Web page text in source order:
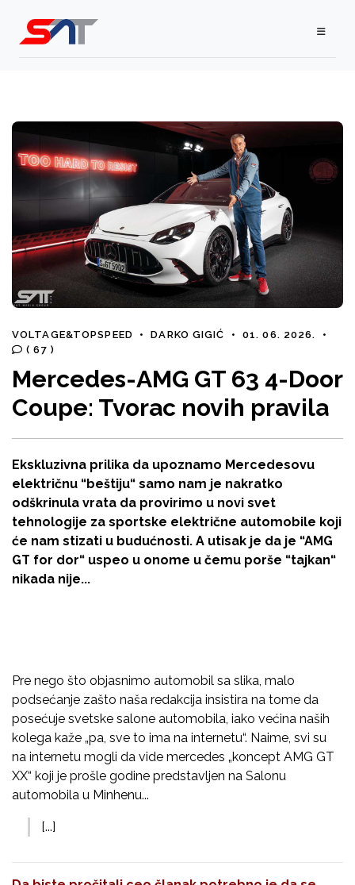
VOLTAGE&TOPSPEED • DARKO GIGIĆ • 01. 06. 2026.
•
( 67 )
Mercedes-AMG GT 63 4-Door
Coupe: Tvorac novih pravila
Ekskluzivna prilika da upoznamo Mercedesovu
električnu “beštiju“ samo nam je nakratko
odškrinula vrata da provirimo u novi svet
tehnologije za sportske električne automobile koji
će nam stizati u budućnosti. A utisak je da je “AMG
GT for dor“ uspeo u onome u čemu porše “tajkan“
nikada nije...
Pre nego što objasnimo automobil sa slika, malo
podsećanje zašto naša redakcija insistira na tome da
posećuje svetske salone automobila, iako većina naših
kolega kaže „pa, sve to ima na internetu“. Naime, svi su
na internetu mogli da vide mercedes „koncept AMG GT
XX“ koji je prošle godine predstavljen na Salonu
automobila u Minhenu...
[...]